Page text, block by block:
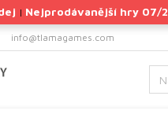
| Nejprodávanější hry 07/
info@tlamagames.com